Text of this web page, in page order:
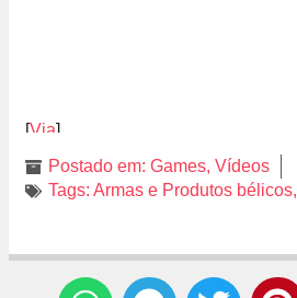
[Via]
Postado em: Games, Vídeos
Tags: Armas e Produtos bélicos,